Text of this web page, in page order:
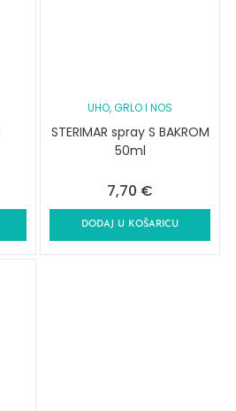
UHO, GRLO I NOS
STERIMAR spray S BAKROM
50ml
7,70 €
DODAJ U KOŠARICU